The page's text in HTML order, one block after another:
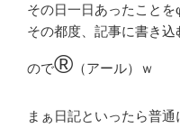
その日一日あったことを
その都度、記事に書き
ので® （アール）ｗ
まぁ日記といったら普